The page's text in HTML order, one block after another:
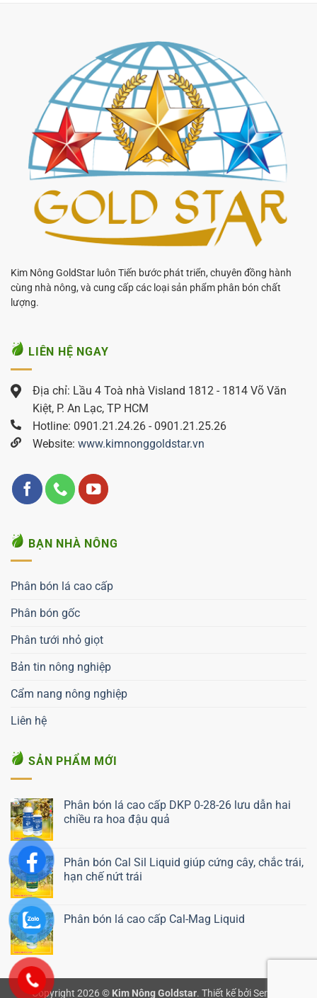
Kim Nông GoldStar luôn Tiến bước phát triển, chuyên đồng hành
cùng nhà nông, và cung cấp các loại sản phẩm phân bón chất
lượng.
LIÊN HỆ NGAY
Địa chỉ: Lầu 4 Toà nhà Visland 1812 - 1814 Võ Văn
Kiệt, P. An Lạc, TP HCM
Hotline: 0901.21.24.26 - 0901.21.25.26
Website: www.kimnonggoldstar.vn
BẠN NHÀ NÔNG
Phân bón lá cao cấp
Phân bón gốc
Phân tưới nhỏ giọt
Bản tin nông nghiệp
Cẩm nang nông nghiệp
Liên hệ
SẢN PHẨM MỚI
Phân bón lá cao cấp DKP 0-28-26 lưu dẫn hai
chiều ra hoa đậu quả
Phân bón Cal Sil Liquid giúp cứng cây, chắc trái,
hạn chế nứt trái
Liên hệ ngay
Phân bón lá cao cấp Cal-Mag Liquid
Copyright 2026 © Kim Nông Goldstar. Thiết kế bởi Semnix